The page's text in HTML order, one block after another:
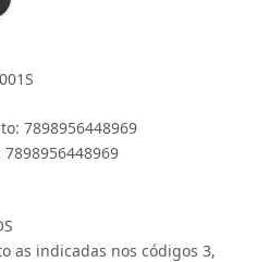
7898956448969
as indicadas nos códigos 3,